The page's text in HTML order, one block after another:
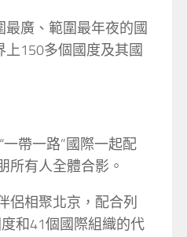
最廣、範圍最年夜的國
上150多個國度及其國
帶一路”國際一起配
所有人全體合影。
侶相聚北京，配合列
和41個國際組織的代